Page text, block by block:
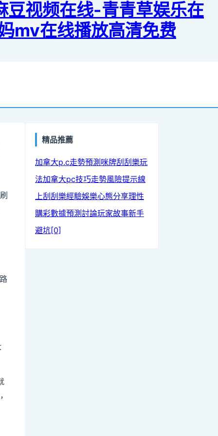
视频在线-青青草娱乐在
mv在线播放高清免费
精品推薦
加拿大p.c走勢預測 咪牌刮刮樂玩
法加拿大pc技巧走勢風險提示線
上刮刮樂經驗娛樂心態分享理性
購彩數據預測討論玩家故事新手
避坑[0]